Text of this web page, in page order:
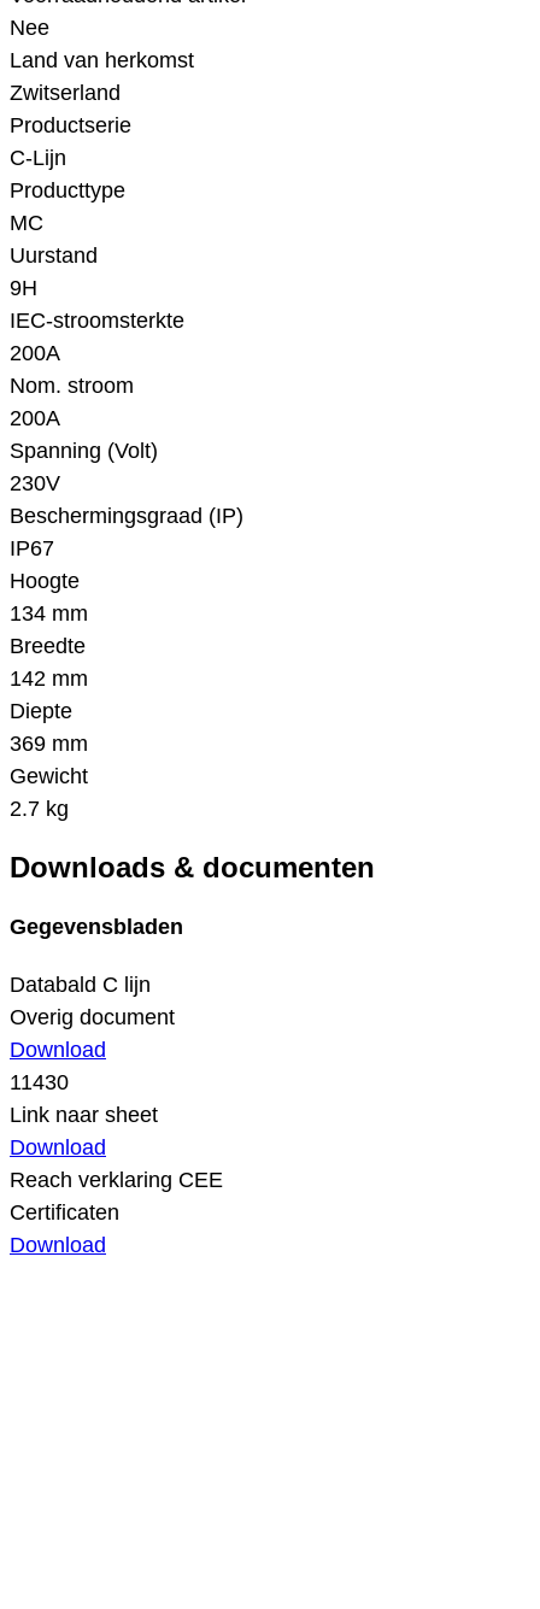
Nee
Land van herkomst
Zwitserland
Productserie
C-Lijn
Producttype
MC
Uurstand
9H
IEC-stroomsterkte
200A
Nom. stroom
200A
Spanning (Volt)
230V
Beschermingsgraad (IP)
IP67
Hoogte
134 mm
Breedte
142 mm
Diepte
369 mm
Gewicht
2.7 kg
Downloads & documenten
Gegevensbladen
Databald C lijn
Overig document
Download
11430
Link naar sheet
Download
Reach verklaring CEE
Certificaten
Download